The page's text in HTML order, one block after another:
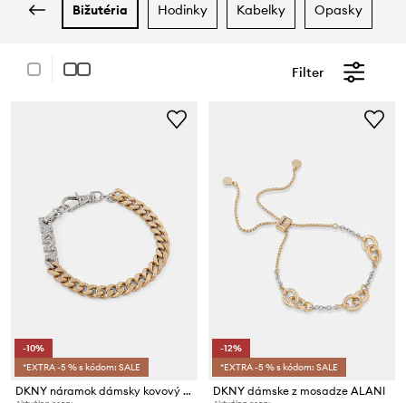
bižutéria hodinky kabelky opasky
Filter
-10%
*EXTRA -5 % s kódom: SALE
DKNY náramok dámsky kovový PAULA
-12%
*EXTRA -5 % s kódom: SALE
DKNY dámske z mosadze ALANI